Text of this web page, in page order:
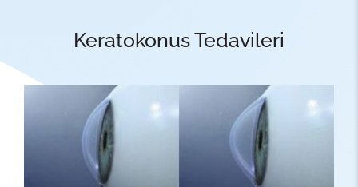
Keratokonus Tedavileri